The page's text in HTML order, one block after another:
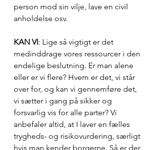
person mod sin vilje, lave en civil
anholdelse osv.
KAN VI: Lige så vigtigt er det
medinddrage vores ressourcer i den
endelige beslutning. Er man alene
eller er vi flere? Hvem er det, vi står
over for, og kan vi gennemføre det,
vi sætter i gang på sikker og
forsvarlig vis for alle parter? Vi
anbefaler altid, at I laver en fælles
trygheds- og risikovurdering, særligt
hvis man kender borgerne. Så er der